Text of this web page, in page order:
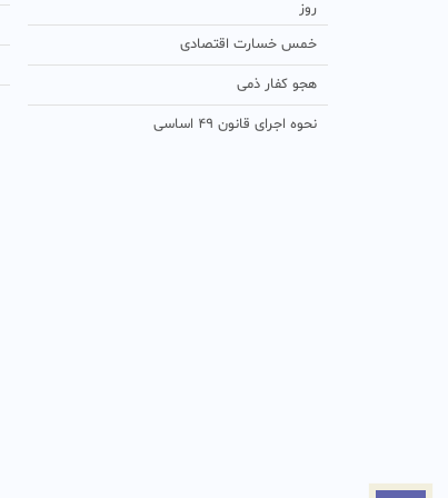
روز
خمس خسارت اقتصادی
هجو کفار ذمی
نحوه اجرای قانون ۴۹ اساسی